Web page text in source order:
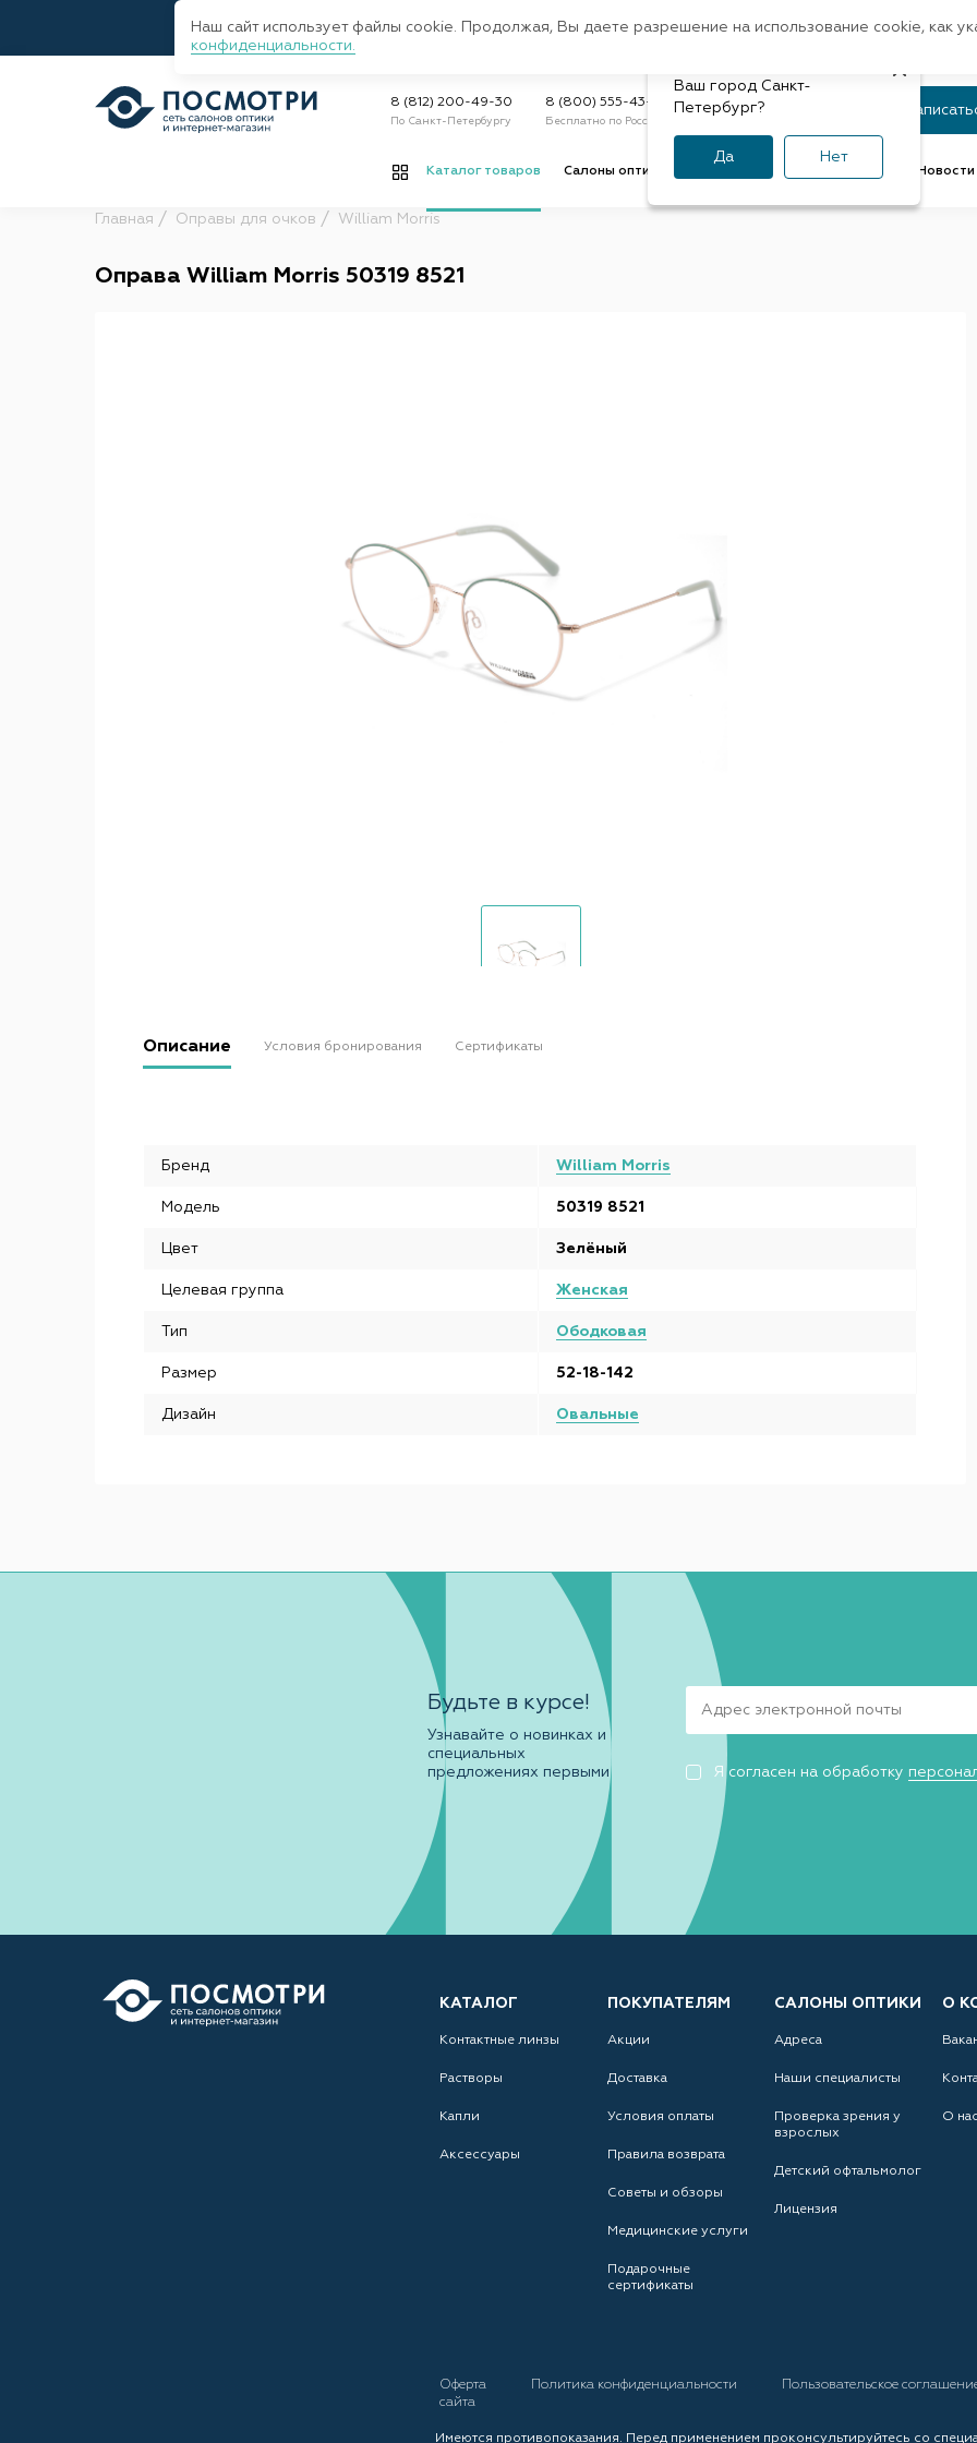
Регион:Санкт-Петербург Быстрая
8 (812) 200-49-30
По Санкт-Петербургу
8 (800) 555-43-47
Бесплатно по России
Статус заказа
Каталог товаров Салоны оптики Новости
Главная Оправы для очков William Morris
Оправа William Morris 50319 8521
Описание Условия бронирования Сертификаты
Бренд William Morris
Модель 50319 8521
Цвет Зелёный
Целевая группа Женская
Тип Ободковая
Размер 52-18-142
Дизайн Овальные
Будьте в курсе!
Узнавайте о новинках и
специальных
предложениях первыми
Я согласен на обработку
КАТАЛОГ
Контактные линзы
Растворы
Капли
Аксессуары
ПОКУПАТЕЛЯМ
Акции
Доставка
Условия оплаты
Правила возврата
Советы и обзоры
Медицинские услуги
Подарочные
сертификаты
САЛОНЫ ОПТИКИ
Адреса
Наши специалисты
Проверка зрения у
взрослых
Детский офтальмолог
Лицензия
О
О нас
Оферта Политика конфиденциальности Пользовательское
сайта
Имеются противопоказания. Перед применением проконсультируйтесь со
Ваш город Санкт-
Петербург?
Да Нет
Наш сайт использует файлы cookie. Продолжая, Вы даете разрешение на использование cookie, как
конфиденциальности.